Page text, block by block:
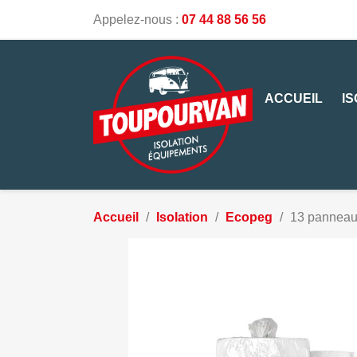
Appelez-nous : 07 44 88 56 56
ACCUEIL
Accueil Isolation Ecopeg 13